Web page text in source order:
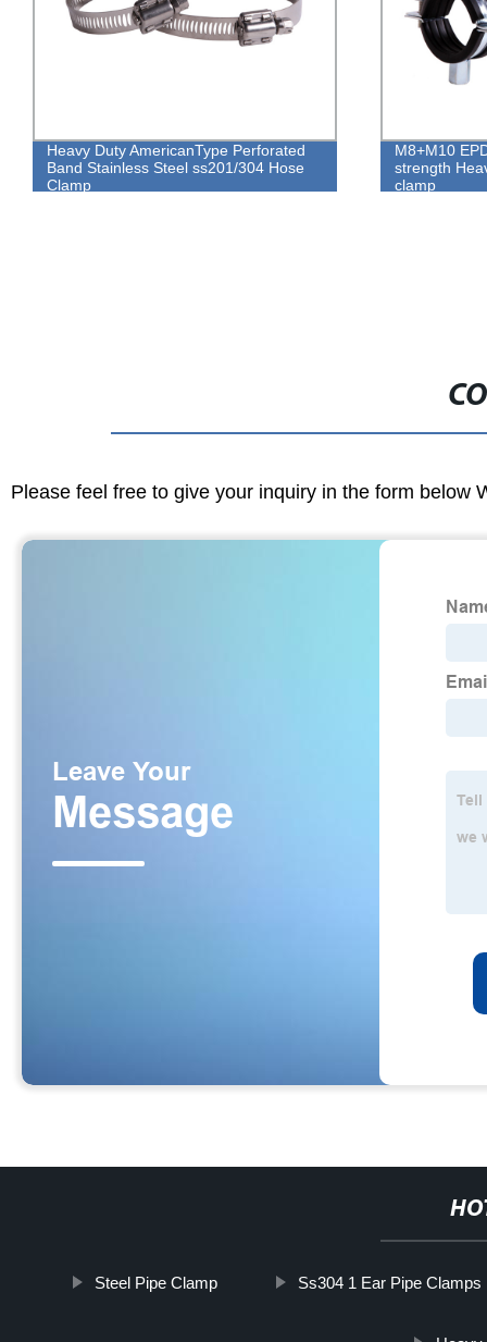
Heavy Duty AmericanType Perforated
Band Stainless Steel ss201/304 Hose
Clamp
M8+M10
strength
clamp
Please feel free to give your inquiry in the form below
Steel Pipe Clamp Ss304 1 Ear Pipe Clamps